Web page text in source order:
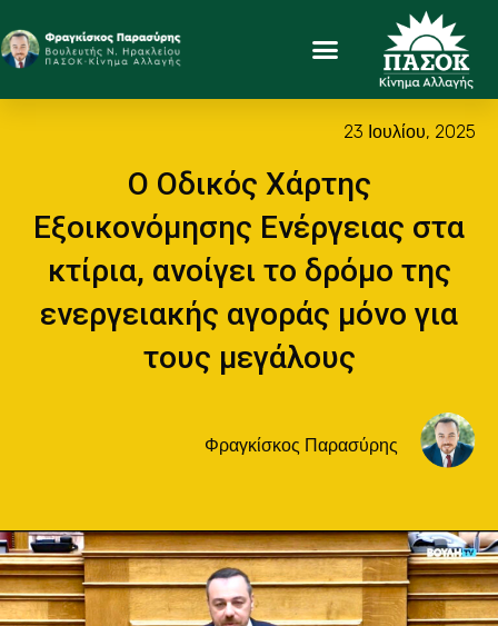
23 Ιουλίου, 2025
Ο Οδικός Χάρτης
Εξοικονόμησης Ενέργειας στα
κτίρια, ανοίγει το δρόμο της
ενεργειακής αγοράς μόνο για
τους μεγάλους
Φραγκίσκος Παρασύρης